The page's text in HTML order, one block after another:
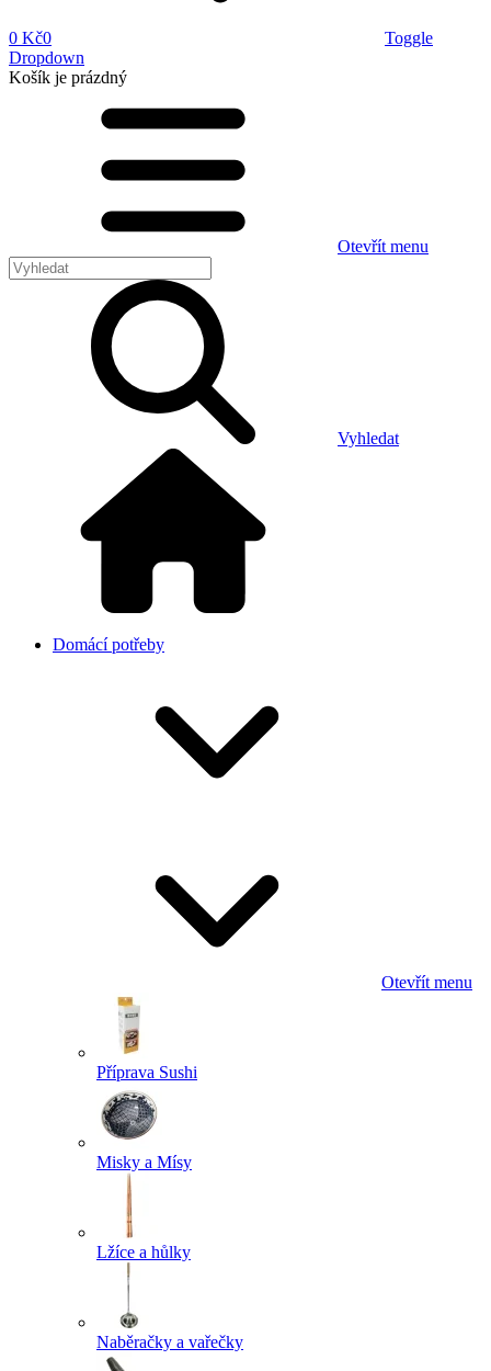
0 Kč0
Toggle
Dropdown
Košík je prázdný
Otevřít menu
Vyhledat
Domácí potřeby
Otevřít menu
Příprava Sushi
Misky a Mísy
Lžíce a hůlky
Naběračky a vařečky